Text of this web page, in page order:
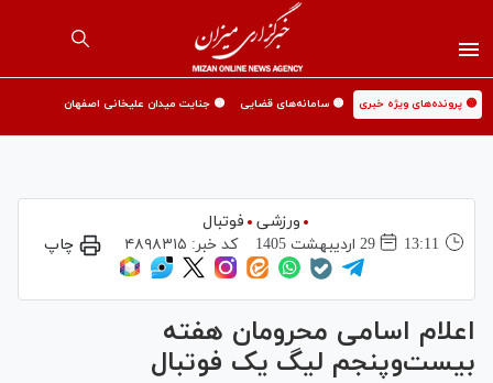
🟡 پرونده‌های ویژه خبری 🟡 سامانه‌های قضایی 🟡 جنایت میدان علیخانی اصفهان
ورزشی
فوتبال
13:11
29 ارديبهشت 1405 کد خبر: ۴۸۹۸۳۱۵ چاپ
اعلام اسامی محرومان هفته
بیست‌وپنجم لیگ یک فوتبال